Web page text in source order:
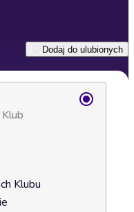
Dodaj do ulubionych
Klubu